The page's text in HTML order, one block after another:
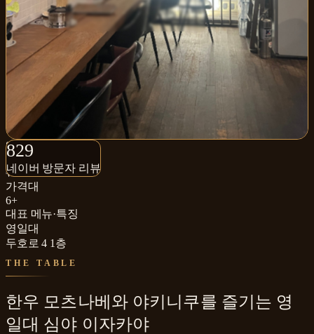
829
네이버 방문자 리뷰
829+
네이버 방문자 리뷰
₩₩
가격대
6+
대표 메뉴·특징
영일대
두호로 4 1층
THE TABLE
한우 모츠나베와 야키니쿠를 즐기는 영
일대 심야 이자카야